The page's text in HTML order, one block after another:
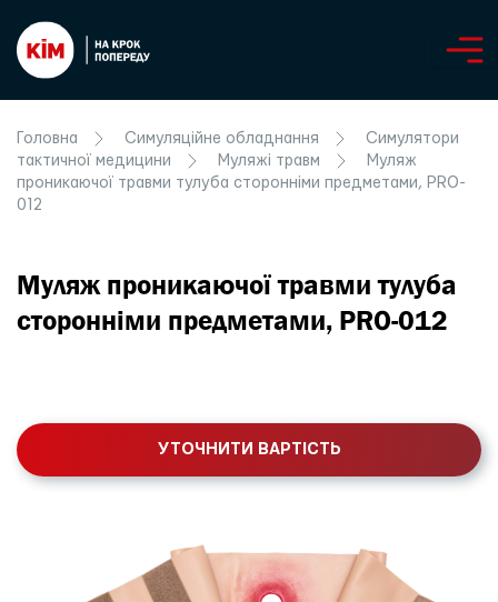
Головна Симуляційне обладнання
Симулятори
тактичної медицини
Муляжі травм
Муляж
проникаючої травми тулуба сторонніми предметами, PRO-
012
Муляж проникаючої травми тулуба
сторонніми предметами, PRO-012
УТОЧНИТИ ВАРТІСТЬ